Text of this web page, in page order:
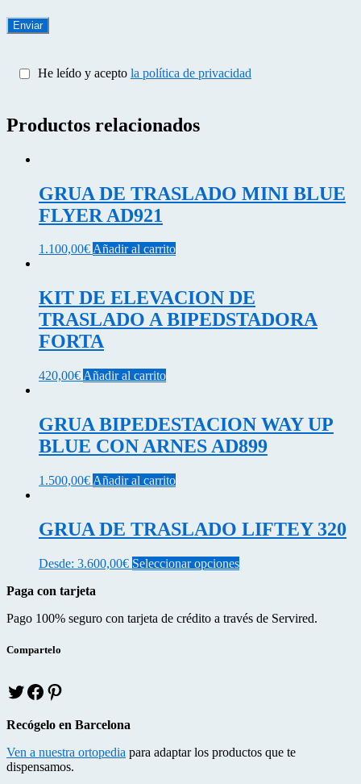
He leído y acepto la política de privacidad
Productos relacionados
GRUA DE TRASLADO MINI BLUE
FLYER AD921
1.100,00€Añadir al carrito
KIT DE ELEVACION DE
TRASLADO A BIPEDSTADORA
FORTA
420,00€ Añadir al carrito
GRUA BIPEDESTACION WAY UP
BLUE CON ARNES AD899
1.500,00€ Añadir al carrito
GRUA DE TRASLADO LIFTEY 320
Desde: 3.600,00€ Seleccionar opcionesEste
variantes.
de
Paga con tarjeta
Pago 100% seguro con tarjeta de crédito a través de Servired.
Compartelo
T
w
t
e
r
f
c
e
o
o
t
e
r
e
Recógelo en Barcelona
Ven a nuestra ortopedia para adaptar los productos que te
dispensamos.